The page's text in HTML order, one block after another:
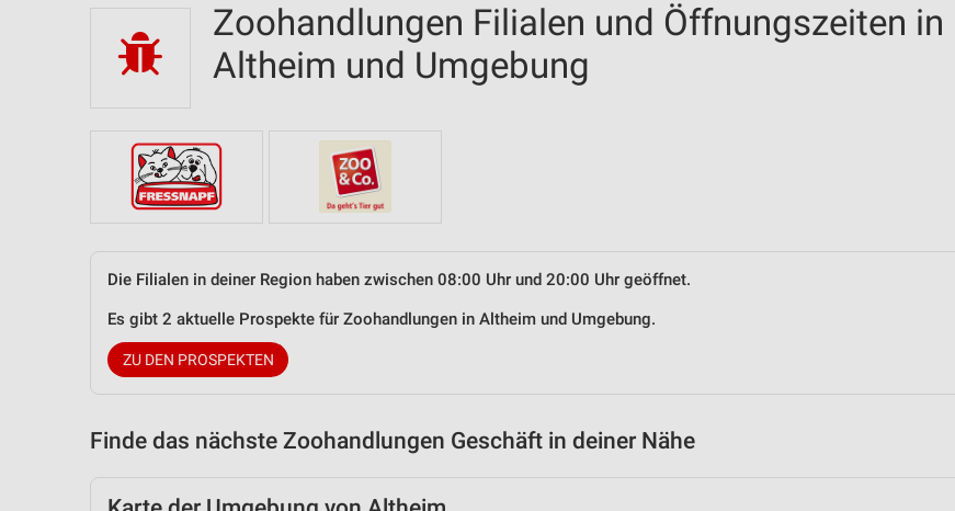
Zoohandlungen Filialen und Öffnungszeiten in
Altheim und Umgebung
Die Filialen in deiner Region haben zwischen 08:00 Uhr und 20:00 Uhr geöffnet.
Es gibt 2 aktuelle Prospekte für Zoohandlungen in Altheim und Umgebung.
ZU DEN PROSPEKTEN
Finde das nächste Zoohandlungen Geschäft in deiner Nähe